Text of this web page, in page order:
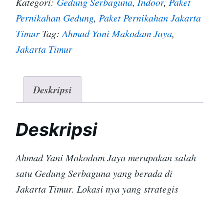
Pernikahan Gedung, Paket Pernikahan Jakarta
Timur Tag:Ahmad Yani Makodam Jaya,
Jakarta Timur
Deskripsi
Deskripsi
Ahmad Yani Makodam Jaya merupakan salah
satu Gedung Serbaguna yang berada di
Jakarta Timur. Lokasi nya yang strategis